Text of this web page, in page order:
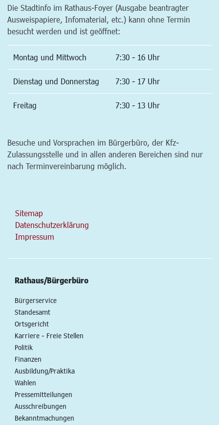
Die Stadtinfo im Rathaus-Foyer (Ausgabe beantragter
Ausweispapiere, Infomaterial, etc.) kann ohne Termin
besucht werden und ist geöffnet:
Montag und Mittwoch 7:30 - 16 Uhr
Dienstag und Donnerstag 7:30 - 17 Uhr
Freitag 7:30 - 13 Uhr
Besuche und Vorsprachen im Bürgerbüro, der Kfz-
Zulassungsstelle und in allen anderen Bereichen sind nur
nach Terminvereinbarung möglich.
Sitemap
Datenschutzerklärung
Impressum
Rathaus/Bürgerbüro
Bürgerservice
Standesamt
Ortsgericht
Karriere - Freie Stellen
Politik
Finanzen
Ausbildung/Praktika
Wahlen
Pressemitteilungen
Ausschreibungen
Bekanntmachungen